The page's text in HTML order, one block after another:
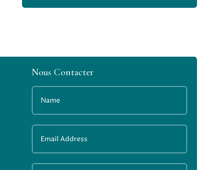
Nous Contacter